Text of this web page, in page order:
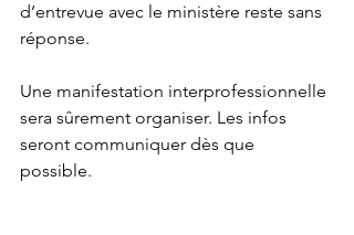
d’entrevue avec le ministère reste sans
réponse.
Une manifestation interprofessionnelle
sera sûrement organiser. Les infos
seront communiquer dès que
possible.